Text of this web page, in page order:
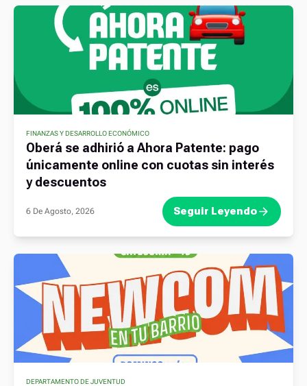
FINANZAS Y DESARROLLO ECONÓMICO
Oberá se adhirió a Ahora Patente: pago
únicamente online con cuotas sin interés
y descuentos
6 De Agosto, 2026 Seguir Leyendo
DEPARTAMENTO DE JUVENTUD